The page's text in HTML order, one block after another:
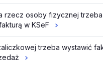
rzecz osoby fizycznej trzeba
w KSeF
trzeba wystawić